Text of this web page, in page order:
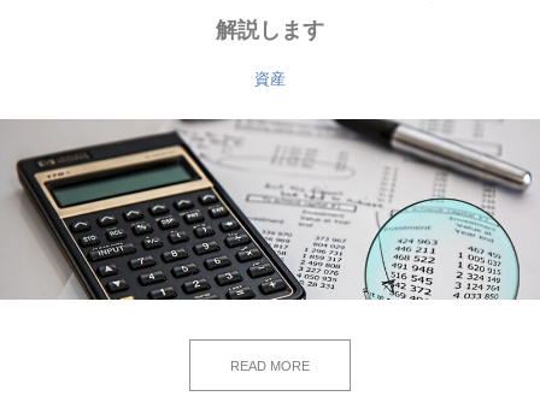
解説します
資産
READ MORE